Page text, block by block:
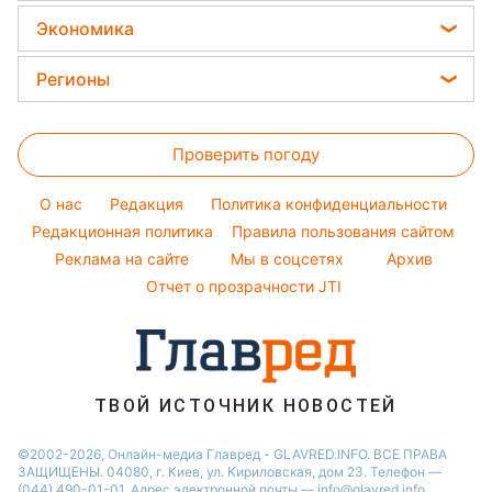
Елена Зеленская
Ани Лорак
Кейт Миддлтон
Виталий Козловский
Модные ошибки
Новости моды
Советы от Андре Тана
Уборка
Стирка
Авто
Праздничное меню
Закуски
Салаты
Легкие десерты
Напитки
Экономика
Цены на продукты
Денежная помощь
Тарифы
Курс валют
Регионы
Новости Львова
Новости Полтавы
Новости Днепра
Новости Сум
Новости Тернополя
Новости Черкассы
Новости Житомира
Новости Ровно
Новости Запорожья
Проверить погоду
O нас Редакция
Политика конфиденциальности
Редакционная политика
Правила пользования сайтом
Реклама на сайте
Мы в соцсетях
Архив
Отчет о прозрачности JTI
ТВОЙ ИСТОЧНИК НОВОСТЕЙ
©2002-2026, Онлайн-медиа Главред - GLAVRED.INFO. ВСЕ ПРАВА
ЗАЩИЩЕНЫ. 04080, г. Киев, ул. Кириловская, дом 23. Телефон —